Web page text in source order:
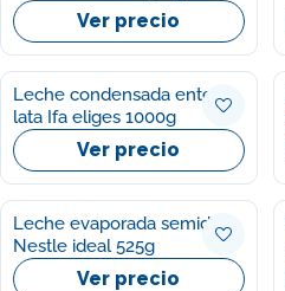
Ver precio
Leche condensada entera
lata Ifa eliges 1000g
Ver precio
Leche evaporada semides
Nestle ideal 525g
Ver precio